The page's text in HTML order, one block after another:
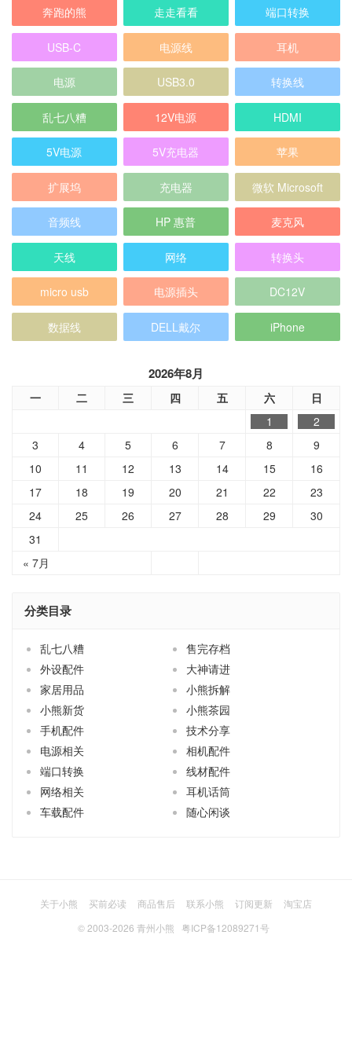
奔跑的熊 走走看看 端口转换
USB-C 电源线 耳机
电源 USB3.0 转换线
乱七八糟 12V电源 HDMI
5V电源 5V充电器 苹果
扩展坞 充电器 微软 Microsoft
音频线 HP 惠普 麦克风
天线 网络 转换头
micro usb 电源插头 DC12V
数据线 DELL戴尔 iPhone
2026年8月
一 二 三 四 五 六 日
« 7月
1
2
3
4 5 6 7 8
9
10
11 12 13 14 15
16
17
18 19 20 21 22
23
24
25 26 27 28 29
30
31
分类目录
乱七八糟
售完存档
外设配件
大神请进
家居用品
小熊拆解
小熊新货
小熊茶园
手机配件
技术分享
电源相关
相机配件
端口转换
线材配件
网络相关
耳机话筒
车载配件
随心闲谈
关于小熊 买前必读 商品售后 联系小熊 订阅更新
淘宝店
© 2003-2026 青州小熊 粤ICP备12089271号